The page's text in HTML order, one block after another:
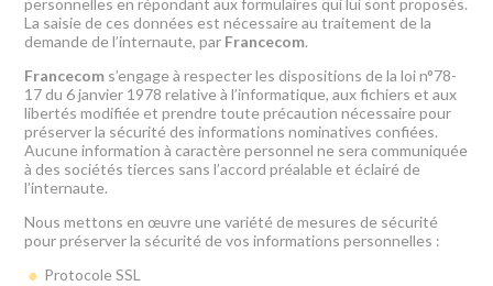
La saisie de ces données est nécessaire au traitement de la
demande de l’internaute, par Francecom.
Francecom s’engage à respecter les dispositions de la loi n°78-
17 du 6 janvier 1978 relative à l’informatique, aux fichiers et aux
libertés modifiée et prendre toute précaution nécessaire pour
préserver la sécurité des informations nominatives confiées.
Aucune information à caractère personnel ne sera communiquée
à des sociétés tierces sans l’accord préalable et éclairé de
l’internaute.
Nous mettons en œuvre une variété de mesures de sécurité
pour préserver la sécurité de vos informations personnelles :
Protocole SSL